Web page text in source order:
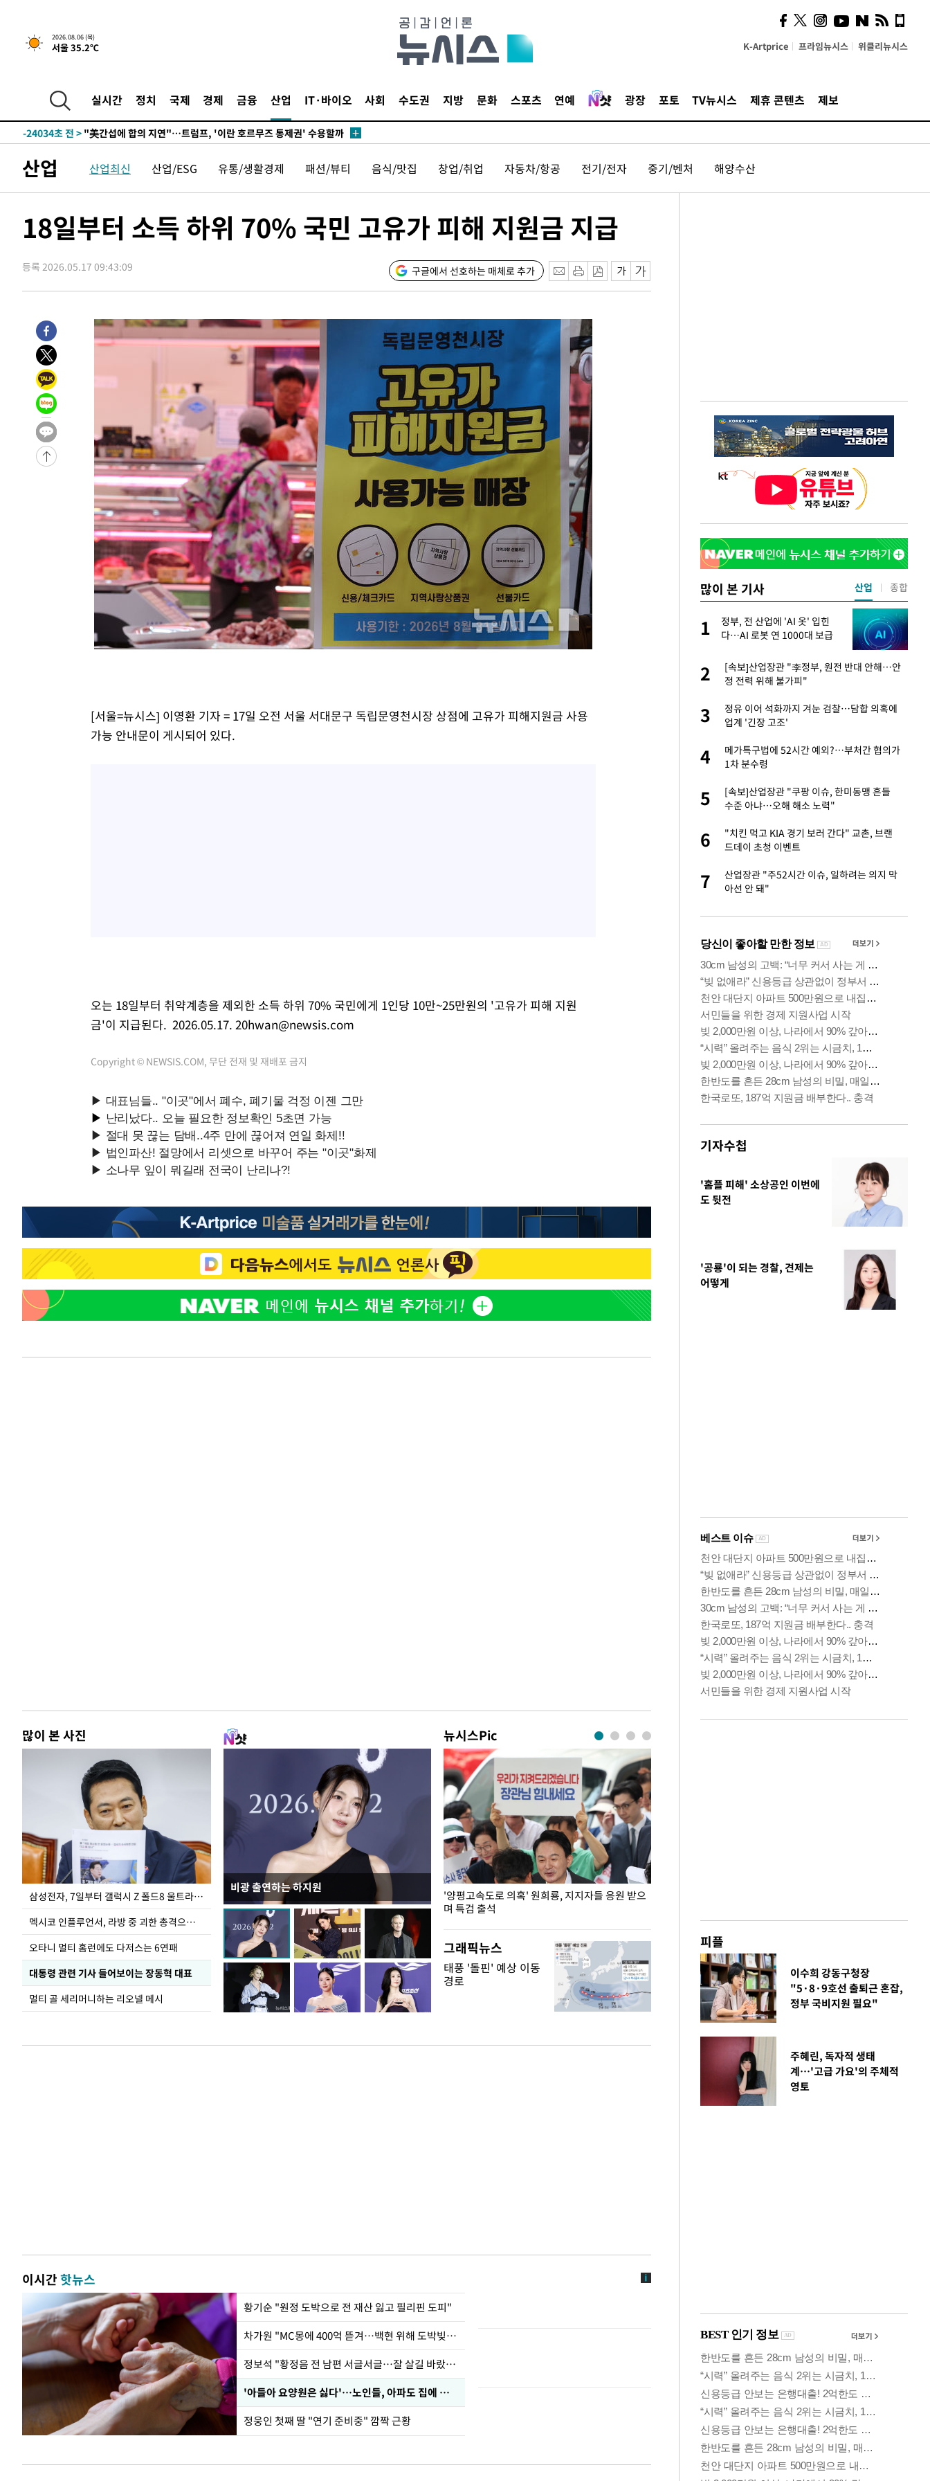
2026.08.06 (목)
서울 35.2℃ K-Artprice 프라임뉴시스 위클리뉴시스
실시간 정치 국제 경제 금융 산업 IT·바이오 사회 수도권 지방 문화 스포츠 연예 광장 포토 TV뉴시스 제휴 콘텐츠 제보
4시간 전 >[속보] "이란-오만, 호르무즈 해협 통행 항로 합의" 이란 외무부 대변인
-24419초 전 >
내일까지 39도 '펄펄'…기상청 "태풍 지나며 폭염 잠시 꺾인다"
-24056초 전 >
-24034초 전 > "美간섭에 합의 지연"…트럼프, '이란 호르무즈 통제권' 수용할까
-19251초 전 >
[속보]경찰, '홍명보 선임 논란' 대한축구협회·축구회관 등 압수수
-18638초 전 >[속보]산업장관 "美무역법 제301조 과잉생산 결과 발표 8월 중 예
-17703초 전 >[속보]전남광주 초대 시민추천 부시장에 백승주·윤난실
-13831초 전 >[속보]코스닥, 2.15포인트(0.27%) 내린 797.44 출발
-13814초 전 >[속보]코스피, 119.51포인트(1.81%) 내린 6478.75 개장
-10212초 전 >
서울 낮 39도 '폭염중대경보'…40도 관측 가능성도
-7574초 전 >
미 워싱턴주 스포캔 시의 통제불능 3개 산불, 방화선 일부 구축
4분 전 > [속보] 호르무즈 해협 이란-오만 협상 기대속 뉴욕증시 혼조 마감 다우
0.49%↑
31분 전 >
[속보] 이란 대통령 "지금 최고지도자와 소통하기가 매우 어려워" 취임 3
년 인터뷰
4시간 전 >
[속보] "이란-오만, 호르무즈 해협 통행 항로 합의" 이란 외무부 대변인
-31818초 전 >
손흥민, 5경기 연속골 실패…LAFC는 승부차기 끝 과달라하라 격파
-24419초 전 >
내일까지 39도 '펄펄'…기상청 "태풍 지나며 폭염 잠시 꺾인다"
-24056초 전 >
트럼프, 한국계 진보 주지사 후보 맹공…"공산주의가 최대 위협"
"美간섭에 합의 지연"…트럼프, '이란 호르무즈 통제권' 수용할까
[속보]산업장관 "李정부, 원전 반대 안해…안정 전력 위해 불가피"
[속보]경찰, '홍명보 선임 논란' 대한축구협회·축구회관 등 압수수
[속보]산업장관 "美무역법 제301조 과잉생산 결과 발표 8월 중 예
[속보]코스피 매도사이드카 발동…4%대 급락
[속보]전남광주 초대 시민추천 부시장에 백승주·윤난실
서울 열대야 15일째 지속…비공식 '초열대야' 30도 넘어
[속보]코스닥, 2.15포인트(0.27%) 내린 797.44 출발
[속보]코스피, 119.51포인트(1.81%) 내린 6478.75 개장
[속보] 호르무즈 해협 이란-오만 협상 기대속 뉴욕증시 혼조 마감 다우
[속보] 이란 대통령 "지금 최고지도자와 소통하기가 매우 어려워" 취임 3
산업 산업최신 산업/ESG 유통/생활경제 패션/뷰티 음식/맛집 창업/취업 자동차/항공 전기/전자 중기/벤처 해양수산
18일부터 소득 하위 70% 국민 고유가 피해 지원금 지급
등록 2026.05.17 09:43:09 구글에서 선호하는 매체로 추가
[서울=뉴시스] 이영환 기자 = 17일 오전 서울 서대문구 독립문영천시장 상점에 고유가 피해지원금 사용
가능 안내문이 게시되어 있다.
오는 18일부터 취약계층을 제외한 소득 하위 70% 국민에게 1인당 10만~25만원의 '고유가 피해 지원
금'이 지급된다. 2026.05.17. 20hwan@newsis.com
Copyright © NEWSIS.COM, 무단 전재 및 재배포 금지
많이 본 사진
삼성전자, 7일부터 갤럭시 Z 폴드8 울트라·폴드8·플립8 출시
멕시코 인플루언서, 라방 중 괴한 총격으로 사망
오타니 멀티 홈런에도 다저스는 6연패
대통령 관련 기사 들어보이는 장동혁 대표
멀티 골 세리머니하는 리오넬 메시
비광 출연하는 하지원
뉴시스Pic
이재명 대통령, "수사·기소 분리 관련 대비책 최
선 다해 강구해야"
'양평고속도로 의혹' 원희룡, 지지자들 응원 받으
며 특검 출석
그래픽뉴스
태풍 '돌핀' 예상 이동
경로
이시간핫뉴스
황기순 "원정 도박으로 전 재산 잃고 필리핀 도피"
차가원 "MC몽에 400억 뜯겨…백현 위해 도박빚 갚아줘"
정보석 "황정음 전 남편 서글서글…잘 살길 바랐는데"
'아들아 요양원은 싫다'…노인들, 아파도 집에 살고파
정웅인 첫째 딸 "연기 준비중" 깜짝 근황
많이 본 기사
1
황기순 "원정 도박으로 전 재
산 잃고 필리핀 도피"
3
정부, 전 산업에 'AI 옷' 입힌다…AI 로봇 연
1000대 보급 추진
1
정부, 전 산업에 'AI 옷' 입힌
다…AI 로봇 연 1000대 보급
2
[속보]산업장관 "李정부, 원전 반대 안해…안
정 전력 위해 불가피"
3
정유 이어 석화까지 겨눈 검찰…담합 의혹에
업계 '긴장 고조'
4
메가특구법에 52시간 예외?…부처간 협의가
1차 분수령
5
[속보]산업장관 "쿠팡 이슈, 한미동맹 흔들
수준 아냐…오해 해소 노력"
6
"치킨 먹고 KIA 경기 보러 간다" 교촌, 브랜
드데이 초청 이벤트
7
산업장관 "주52시간 이슈, 일하려는 의지 막
아선 안 돼"
산업 종합
기자수첩
'홈플 피해' 소상공인 이번에
도 뒷전
'공룡'이 되는 경찰, 견제는
어떻게
피플
이수희 강동구청장
"5·8·9호선 출퇴근 혼잡,
정부 국비지원 필요"
주혜린, 독자적 생태
계…'고급 가요'의 주체적
영토